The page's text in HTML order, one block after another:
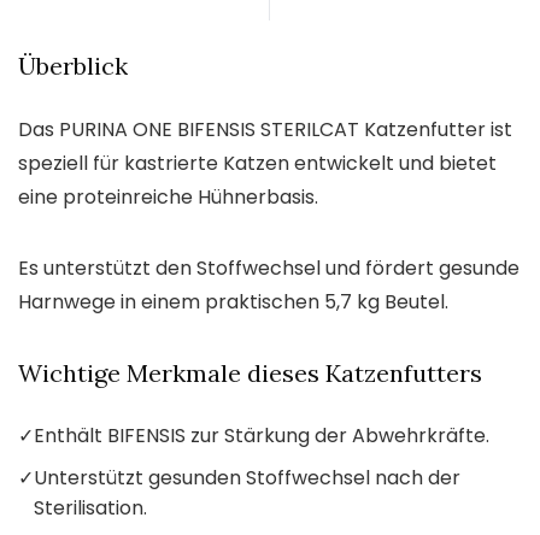
Überblick
Das PURINA ONE BIFENSIS STERILCAT Katzenfutter ist
speziell für kastrierte Katzen entwickelt und bietet
eine proteinreiche Hühnerbasis.
Es unterstützt den Stoffwechsel und fördert gesunde
Harnwege in einem praktischen 5,7 kg Beutel.
Wichtige Merkmale dieses Katzenfutters
✓Enthält BIFENSIS zur Stärkung der Abwehrkräfte.
✓Unterstützt gesunden Stoffwechsel nach der
Sterilisation.